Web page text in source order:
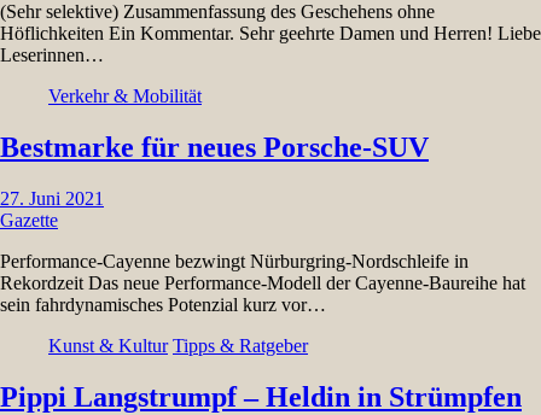
(Sehr selektive) Zusammenfassung des Geschehens ohne
Höflichkeiten Ein Kommentar. Sehr geehrte Damen und Herren! Liebe
Leserinnen…
Verkehr & Mobilität
Bestmarke für neues Porsche-SUV
27. Juni 2021
Gazette
Performance-Cayenne bezwingt Nürburgring-Nordschleife in
Rekordzeit Das neue Performance-Modell der Cayenne-Baureihe hat
sein fahrdynamisches Potenzial kurz vor…
Kunst & Kultur Tipps & Ratgeber
Pippi Langstrumpf – Heldin in Strümpfen